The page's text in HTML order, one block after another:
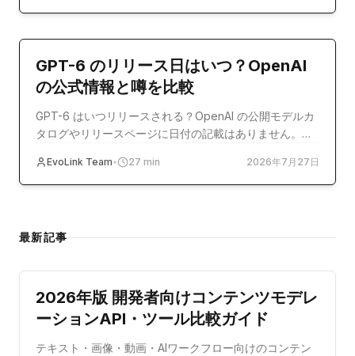
model-release
GPT-6 のリリース日はいつ？OpenAI
の公式情報と噂を比較
GPT-6 はいつリリースされる？OpenAI の公開モデルカ
タログやリリースページに日付の記載はありません。公
す。EvoLink Team• 27 min 2026年7月27日
最新記事
2026年版 開発者向けコンテンツモデレ
ーションAPI・ツール比較ガイド
テキスト・画像・動画・AIワークフロー向けのコンテン